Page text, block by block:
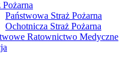
Pożarna
Państwowa Straż Pożarna
Ochotnicza Straż Pożarna
Ratownictwo Medyczne